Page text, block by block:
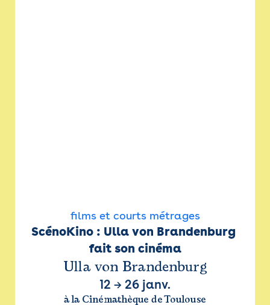
films et courts métrages
ScénoKino : Ulla von Brandenburg
fait son cinéma
Ulla von Brandenburg
12 → 26 janv.
à la Cinémathèque de Toulouse